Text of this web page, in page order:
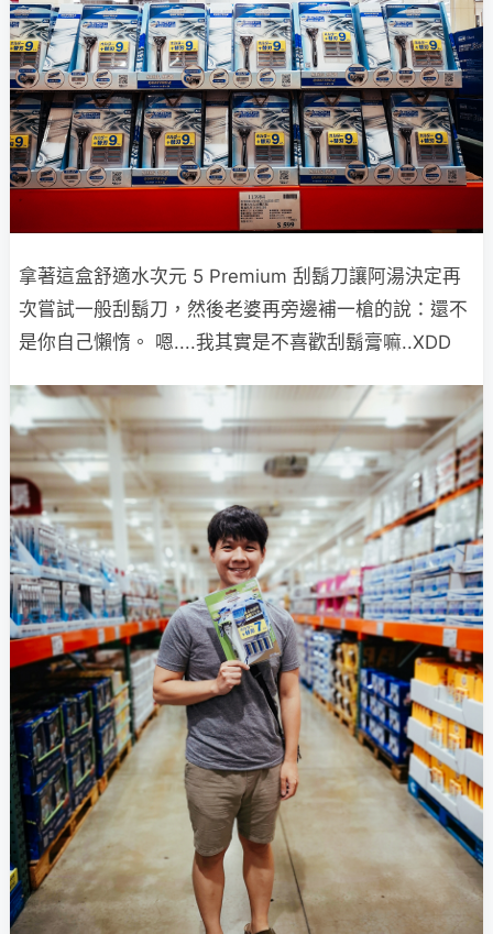
拿著這盒舒適水次元 5 Premium 刮鬍刀讓阿湯決定再
次嘗試一般刮鬍刀，然後老婆再旁邊補一槍的說：還不
是你自己懶惰。 嗯....我其實是不喜歡刮鬍膏嘛..XDD